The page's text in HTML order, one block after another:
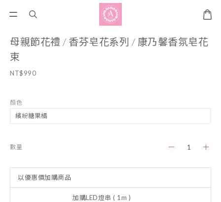
母親節花禮 / 香芬皂花系列 / 康乃馨香氛皂花
束
NT$990
顏色
數量
以優惠價加購商品
加購LED燈串 ( 1m )